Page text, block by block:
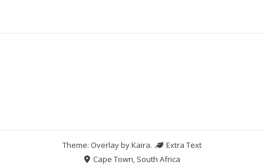
Theme: Overlay byKaira.
Extra Text
Cape Town, South Africa